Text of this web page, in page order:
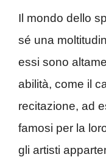
Il mondo dello
sé una
essi sono
abilità, come il
recitazione, ad
famosi per la
gli artisti